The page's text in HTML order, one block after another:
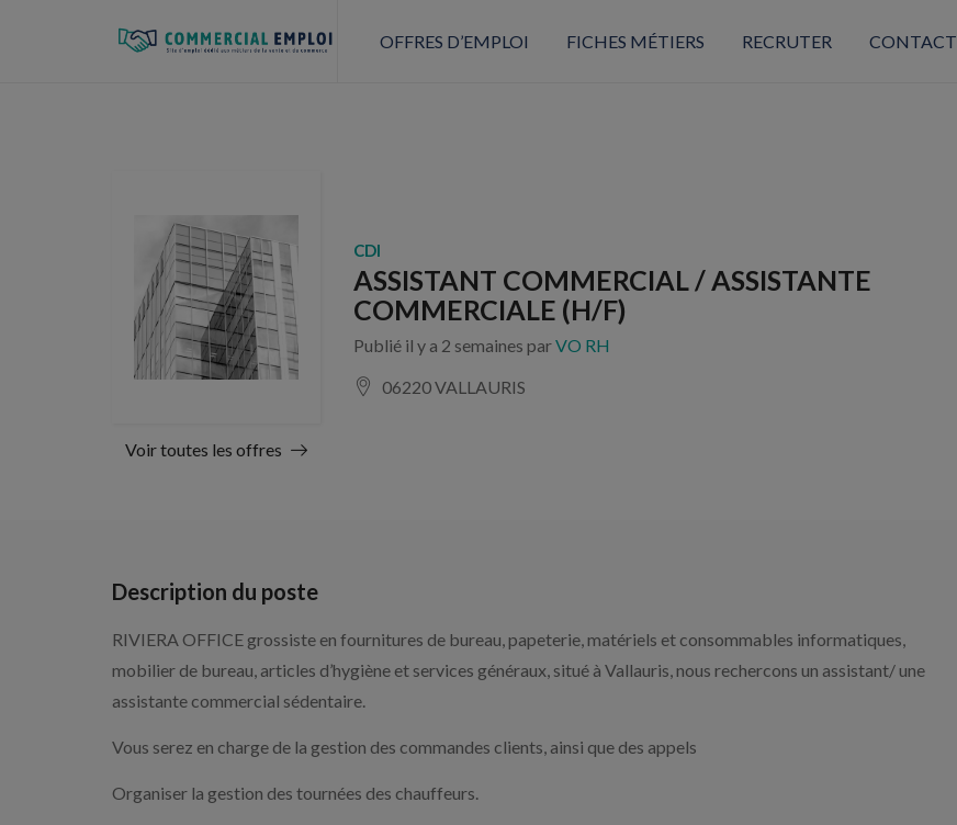
OFFRES D’EMPLOI FICHES MÉTIERS RECRUTER CONTACT
Voir toutes les offres
CDI
ASSISTANT COMMERCIAL / ASSISTANTE
COMMERCIALE (H/F)
Publié il y a 2 semaines parVO RH
06220 VALLAURIS
Description du poste
RIVIERA OFFICE grossiste en fournitures de bureau, papeterie, matériels et consommables informatiques,
mobilier de bureau, articles d’hygiène et services généraux, situé à Vallauris, nous rechercons un assistant/ une
assistante commercial sédentaire.
Vous serez en charge de la gestion des commandes clients, ainsi que des appels
Organiser la gestion des tournées des chauffeurs.